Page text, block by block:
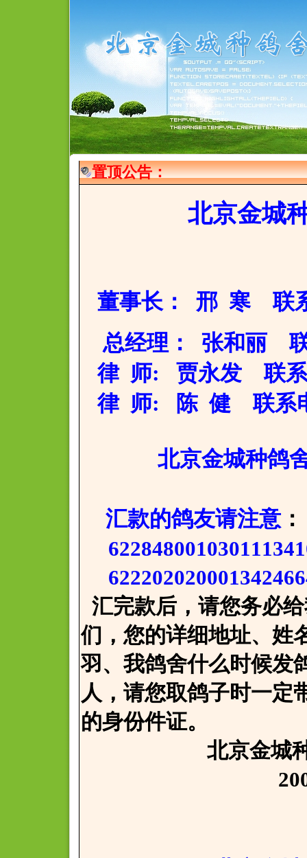
置顶公告：
北京金城
董事长 ： 邢 寒 联
总经理： 张和丽 联
律 师: 贾永发 联系
律 师: 陈 健 联系电
北京金城种鸽舍:
汇款的鸽友请注意 ：
汇完款后，请您务必
们，您的详细地址、姓
羽、我鸽舍什么时候发
人，请您取鸽子时一定
的身份件证。
北京金城种鸽
2008年